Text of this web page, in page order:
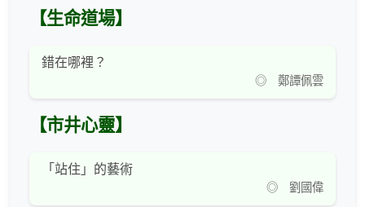
【生命道場】
錯在哪裡？
◎ 鄭譚佩雲
【市井心靈】
「站住」的藝術
◎ 劉國偉